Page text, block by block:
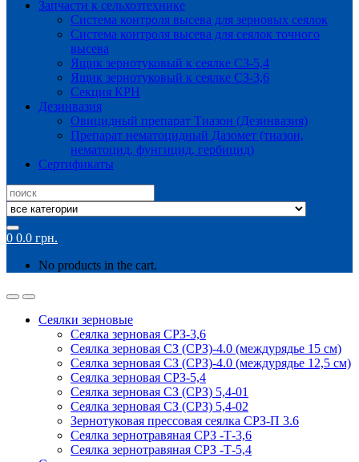
Запчасти к сельхозтехнике
Система контроля высева для зерновых сеялок
Система контроля высева для сеялок точного
высева
Ящик зернотуковый к сеялке СЗ-5,4
Ящик зернотуковый к сеялке СЗ-3,6
Секция КРН
Дезинвазия
Овицидный препарат Тиазон (Дезинвазия)
Препарат нематоцидный Дазомет (тиазон,
нематоцид, фунгицид, гербицид)
Сертификаты
Search
for:
0 0.0 грн.
No products in the cart.
Сеялки зерновые
Сеялка зерновая СРЗ-3,6
Сеялка зерновая СЗ (СРЗ)-4.0 (междурядье 15 см)
Сеялка зерновая СЗ (СРЗ)-4.0 (междурядье 12,5 см)
Сеялка зерновая СРЗ-5,4
Сеялка зерновая СЗ (СРЗ) 5,4-01
Сеялка зерновая СЗ (СРЗ) 5,4-02
Зернотуковая прессовая сеялка СРЗ-П 3.6
Сеялка зернотравяная СРЗ -Т-3,6
Сеялка зернотравяная СРЗ -Т-5,4